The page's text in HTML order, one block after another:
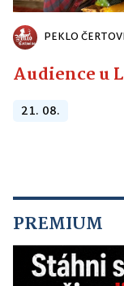
PEKLO
Audience u
PREMIUM